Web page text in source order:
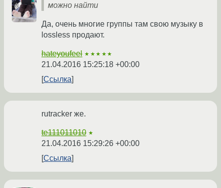
можно найти
Да, очень многие группы там свою музыку в
lossless продают.
hateyoufeel ★★★★★
21.04.2016 15:25:18 +00:00
Ссылка
rutracker же.
te111011010 ★
21.04.2016 15:29:26 +00:00
Ссылка